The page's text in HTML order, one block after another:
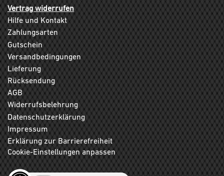
Vertrag widerrufen
Hilfe und Kontakt
Zahlungsarten
Gutschein
Versandbedingungen
Lieferung
Rücksendung
AGB
Widerrufsbelehrung
Datenschutzerklärung
Impressum
Erklärung zur Barrierefreiheit
Cookie-Einstellungen anpassen